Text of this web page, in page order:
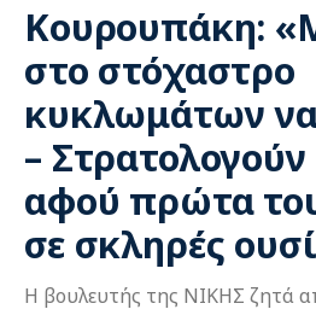
Κουρουπάκη:
στο στόχαστρο
κυκλωμάτων
–
αφού πρώτα
σε σκληρές
Η βουλευτής της ΝΙΚΗΣ ζητά